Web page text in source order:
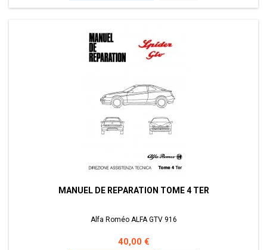
MANUEL DE REPARATION TOME 4 TER
Alfa Roméo ALFA GTV 916
Prix
40,00 €